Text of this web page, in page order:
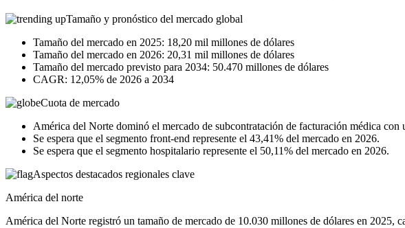
Tamaño y pronóstico del mercado global
Tamaño del mercado en 2025: 18,20 mil millones de dólares
Tamaño del mercado en 2026: 20,31 mil millones de dólares
Tamaño del mercado previsto para 2034: 50.470 millones de dólares
CAGR: 12,05% de 2026 a 2034
Cuota de mercado
América del Norte dominó el mercado de subcontratación de facturación médica
Se espera que el segmento front-end represente el 43,41% del mercado en 2026.
Se espera que el segmento hospitalario represente el 50,11% del mercado en 2026.
Aspectos destacados regionales clave
América del norte
América del Norte registró un tamaño de mercado de 10.030 millones de dólares en 2025,